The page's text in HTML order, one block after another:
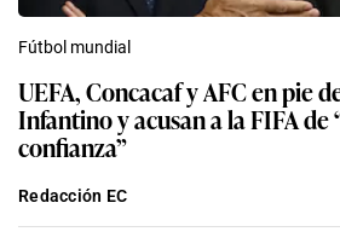
Fútbol mundial
UEFA, Concacaf y AFC en pie
Infantino y acusan a la FIFA
confianza”
Redacción EC